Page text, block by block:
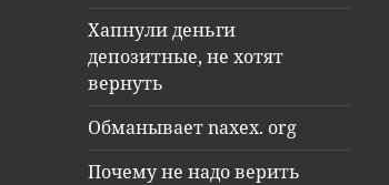
Хапнули деньги
депозитные, не хотят
вернуть
Обманывает naxex. org
Почему не надо верить